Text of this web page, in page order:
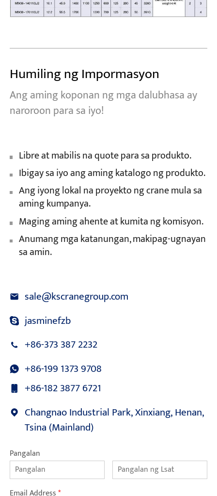
Humiling ng Impormasyon
Ang aming koponan ng mga dalubhasa ay
naroroon para sa iyo!
Libre at mabilis na quote para sa produkto.
Ibigay sa iyo ang aming katalogo ng produkto.
Ang iyong lokal na proyekto ng crane mula sa
aming kumpanya.
Maging aming ahente at kumita ng komisyon.
Anumang mga katanungan, makipag-ugnayan
sa amin.
sale@kscranegroup.com
jasminefzb
+86-373 387 2232
+86-199 1373 9708
+86-182 3877 6721
Changnao Industrial Park, Xinxiang, Henan,
Tsina (Mainland)
Pangalan
Email Address*